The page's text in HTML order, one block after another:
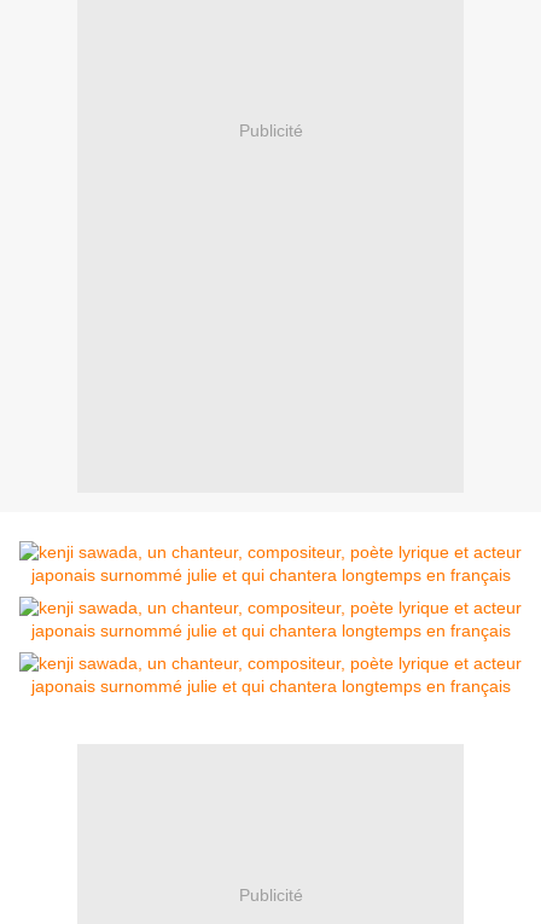
Publicité
Publicité